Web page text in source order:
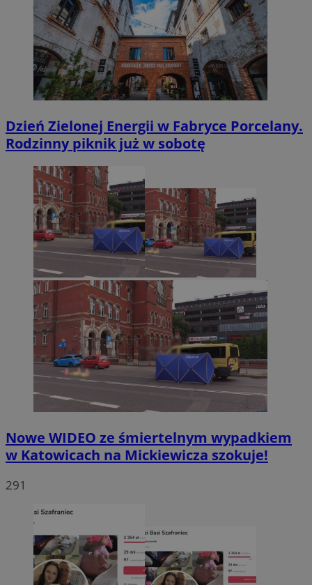
Dzień Zielonej Energii w Fabryce Porcelany.
Rodzinny piknik już w sobotę
Nowe WIDEO ze śmiertelnym wypadkiem
w Katowicach na Mickiewicza szokuje!
291